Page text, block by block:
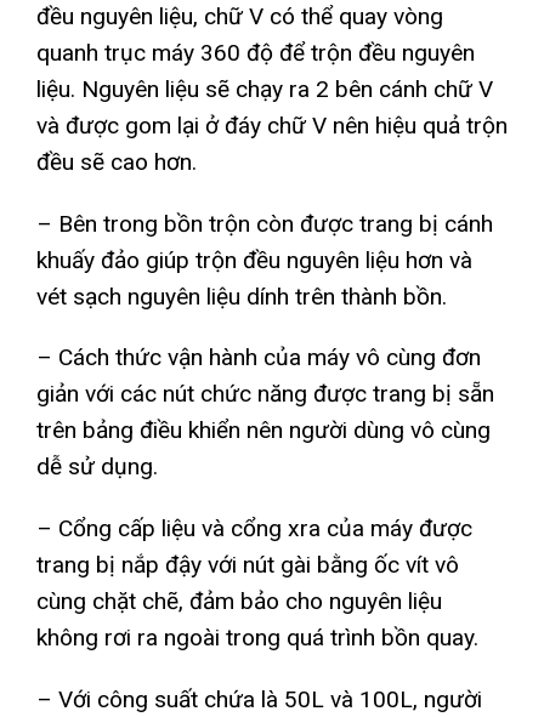
đều nguyên liệu, chữ V có thể quay vòng
quanh trục máy 360 độ để trộn đều nguyên
liệu. Nguyên liệu sẽ chạy ra 2 bên cánh chữ V
và được gom lại ở đáy chữ V nên hiệu quả trộn
đều sẽ cao hơn.
– Bên trong bồn trộn còn được trang bị cánh
khuấy đảo giúp trộn đều nguyên liệu hơn và
vét sạch nguyên liệu dính trên thành bồn.
– Cách thức vận hành của máy vô cùng đơn
giản với các nút chức năng được trang bị sẵn
trên bảng điều khiển nên người dùng vô cùng
dễ sử dụng.
– Cổng cấp liệu và cổng xra của máy được
trang bị nắp đậy với nút gài bằng ốc vít vô
cùng chặt chẽ, đảm bảo cho nguyên liệu
không rơi ra ngoài trong quá trình bồn quay.
– Với công suất chứa là 50L và 100L, người